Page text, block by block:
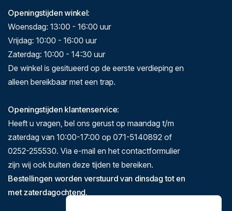
Openingstijden winkel:
Woensdag: 13:00 - 16:00 uur
Vrijdag: 10:00 - 16:00 uur
Zaterdag: 10:00 - 14:30 uur
De winkel is gesitueerd op de eerste verdieping en
alleen bereikbaar met een trap.
Openingstijden klantenservice:
Heeft u vragen, bel ons gerust op maandag t/m
zaterdag van 10:00-17:00 op 071-5140892 of
0252-255530. Via e-mail en het contactformulier
zijn wij ook buiten deze tijden te bereiken.
Bestellingen worden verstuurd van dinsdag tot en
met zaterdagochtend.